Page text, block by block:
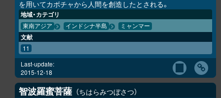
を用いてカボチャから人間を創造したとされる。
地域・カテゴリ
東南アジア インドシナ半島 ミャンマー
文献
11
Last-update:
2015-12-18
智波羅蜜菩薩 ちはらみつぼさつ